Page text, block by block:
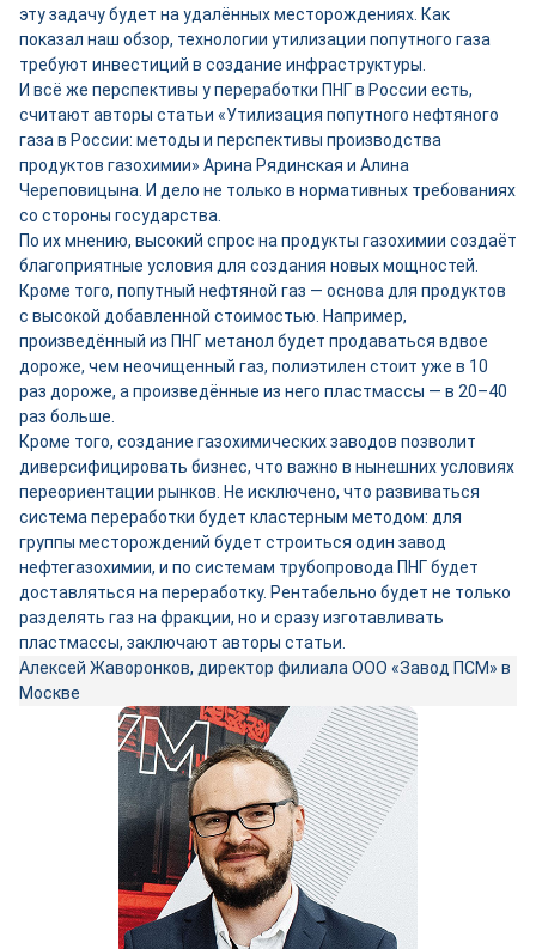
эту задачу будет на удалённых месторождениях. Как
показал наш обзор, технологии утилизации попутного газа
требуют инвестиций в создание инфраструктуры.
И всё же перспективы у переработки ПНГ в России есть,
считают авторы статьи «Утилизация попутного нефтяного
газа в России: методы и перспективы производства
продуктов газохимии» Арина Рядинская и Алина
Череповицына. И дело не только в нормативных требованиях
со стороны государства.
По их мнению, высокий спрос на продукты газохимии создаёт
благоприятные условия для создания новых мощностей.
Кроме того, попутный нефтяной газ — основа для продуктов
с высокой добавленной стоимостью. Например,
произведённый из ПНГ метанол будет продаваться вдвое
дороже, чем неочищенный газ, полиэтилен стоит уже в 10
раз дороже, а произведённые из него пластмассы — в 20–40
раз больше.
Кроме того, создание газохимических заводов позволит
диверсифицировать бизнес, что важно в нынешних условиях
переориентации рынков. Не исключено, что развиваться
система переработки будет кластерным методом: для
группы месторождений будет строиться один завод
нефтегазохимии, и по системам трубопровода ПНГ будет
доставляться на переработку. Рентабельно будет не только
разделять газ на фракции, но и сразу изготавливать
пластмассы, заключают авторы статьи.
Алексей Жаворонков, директор филиала ООО «Завод ПСМ» в
Москве